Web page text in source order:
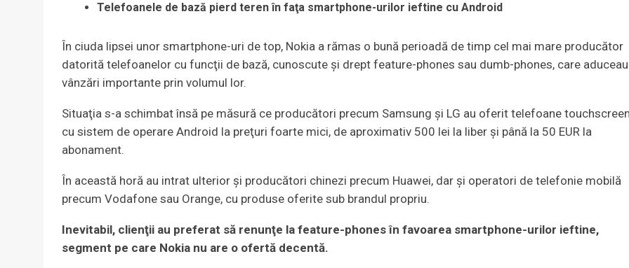
Telefoanele de bază pierd teren în faţa smartphone-urilor ieftine cu Android
În ciuda lipsei unor smartphone-uri de top, Nokia a rămas o bună perioadă de timp cel mai mare producător
datorită telefoanelor cu funcţii de bază, cunoscute şi drept feature-phones sau dumb-phones, care aduceau
vânzări importante prin volumul lor.
Situaţia s-a schimbat însă pe măsură ce producători precum Samsung şi LG au oferit telefoane
cu sistem de operare Android la preţuri foarte mici, de aproximativ 500 lei la liber şi până la 50 EUR la
abonament.
În această horă au intrat ulterior şi producători chinezi precum Huawei, dar şi operatori de telefonie mobilă
precum Vodafone sau Orange, cu produse oferite sub brandul propriu.
Inevitabil, clienţii au preferat să renunţe la feature-phones în favoarea smartphone-urilor ieftine,
segment pe care Nokia nu are o ofertă decentă.